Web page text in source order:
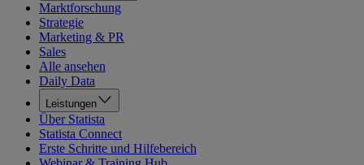
Marktforschung
Strategie
Marketing & PR
Sales
Alle ansehen
Daily Data
Leistungen
Über Statista
Statista Connect
Erste Schritte und Hilfebereich